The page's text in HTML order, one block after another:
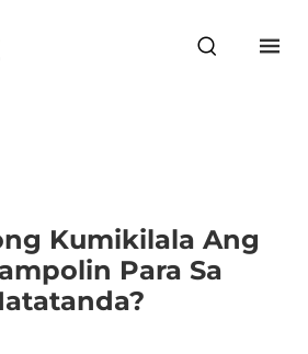
Kumikilala Ang
Para Sa